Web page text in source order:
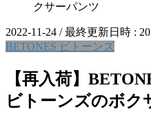
クサーパンツ
2022-11-24 / 最終更新日時 :
BETONES ビトーンズ
【再入荷】
ビトーンズのボク